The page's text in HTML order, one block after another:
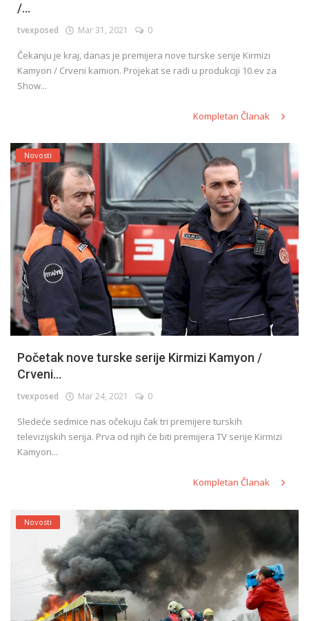
/...
tvexposed Mar 31, 2021 0
Čekanju je kraj, danas je premijera nove turske serije Kirmizi
Kamyon / Crveni kamion. Projekat se radi u produkciji 10.ev za
Show...
Kompletan Članak
Novosti
Početak nove turske serije Kirmizi Kamyon /
Crveni...
tvexposed Mar 24, 2021 0
Sledeće sedmice nas očekuju čak tri premijere turskih
televizijskih serija. Prva od njih će biti premijera TV serije Kirmizi
Kamyon...
Kompletan Članak
Novosti